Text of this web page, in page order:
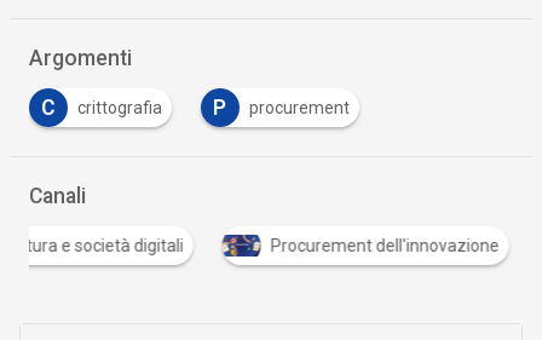
Argomenti
C crittografia P procurement
Canali
e società digitali Procurement dell'innovazione